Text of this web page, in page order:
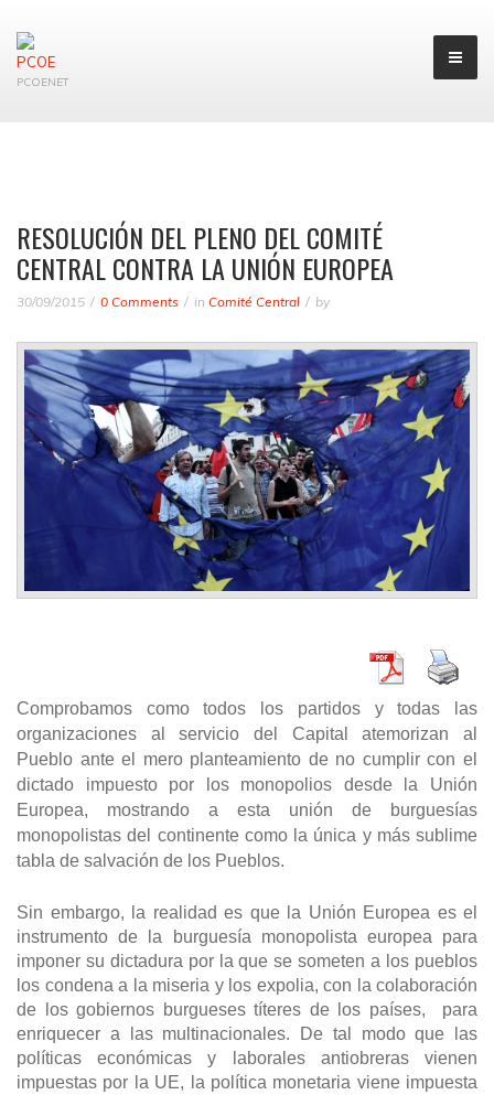
PCOENET
RESOLUCIÓN DEL PLENO DEL COMITÉ
CENTRAL CONTRA LA UNIÓN EUROPEA
30/09/2015 0 Comments in Comité Central by
Comprobamos como todos los partidos y todas las
organizaciones al servicio del Capital atemorizan al
Pueblo ante el mero planteamiento de no cumplir con el
dictado impuesto por los monopolios desde la Unión
Europea, mostrando a esta unión de burguesías
monopolistas del continente como la única y más sublime
tabla de salvación de los Pueblos.
Sin embargo, la realidad es que la Unión Europea es el
instrumento de la burguesía monopolista europea para
imponer su dictadura por la que se someten a los pueblos
los condena a la miseria y los expolia, con la colaboración
de los gobiernos burgueses títeres de los países, para
enriquecer a las multinacionales. De tal modo que las
políticas económicas y laborales antiobreras vienen
impuestas por la UE, la política monetaria viene impuesta